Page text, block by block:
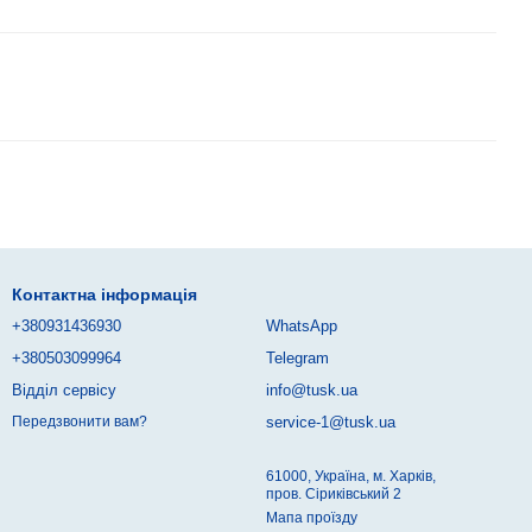
Контактна інформація
+380931436930
+380503099964
Відділ сервісу
Передзвонити вам?
WhatsApp
Telegram
info@tusk.ua
service-1@tusk.ua
61000, Україна, м. Харків,
пров. Сіриківський 2
Мапа проїзду